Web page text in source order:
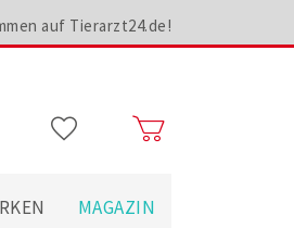
auf Tierarzt24.de!
MAGAZIN